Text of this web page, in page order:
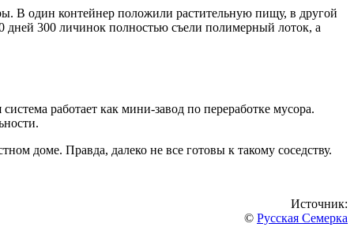
В один контейнер положили растительную пищу, в другой
300 личинок полностью съели полимерный лоток, а
работает как мини-завод по переработке мусора.
доме. Правда, далеко не все готовы к такому соседству.
Источник:
© Русская Семерка